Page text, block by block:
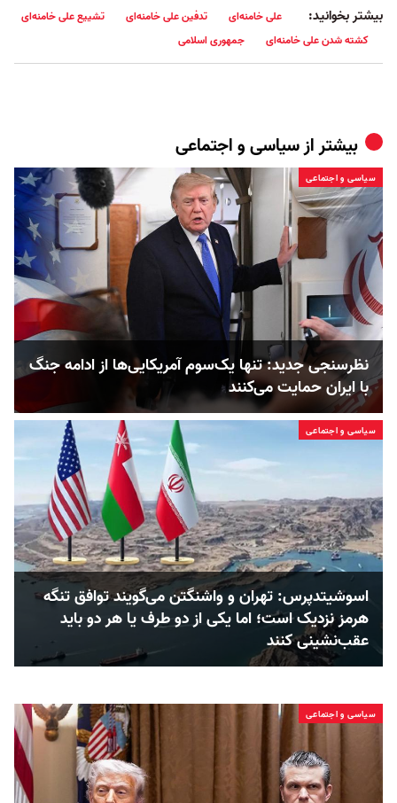
بیشتر بخوانید: علی خامنه‌ای تدفین علی خامنه‌ای
تشییع علی خامنه‌ای
کشته شدن علی خامنه‌ای
جمهوری اسلامی
بیشتر ازسیاسی و اجتماعی
سیاسی و اجتماعی
نظرسنجی جدید: تنها یک‌سوم آمریکایی‌ها از ادامه جنگ
با ایران حمایت می‌کنند
سیاسی و اجتماعی
اسوشیتدپرس: تهران و واشنگتن می‌گویند توافق تنگه
هرمز نزدیک است؛ اما یکی از دو طرف یا هر دو باید
عقب‌نشینی کنند
سیاسی و اجتماعی